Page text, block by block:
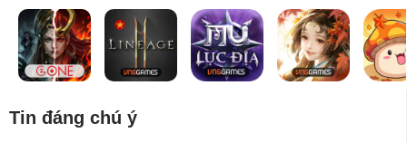
Tin đáng chú ý